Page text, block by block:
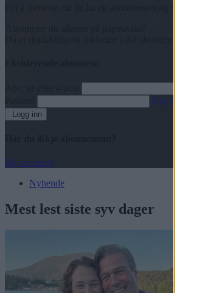
Har du gløymt
Logg inn
Bli abonnent
Nyhende
Mest lest siste syv dager